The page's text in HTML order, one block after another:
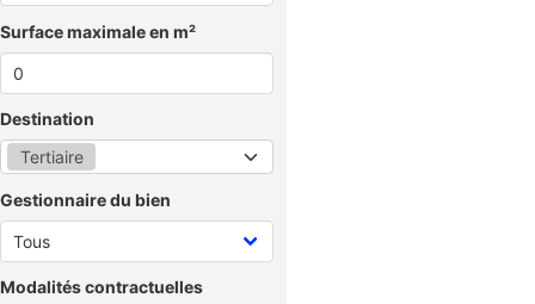
Surface maximale en m²
Destination
Tertiaire
Gestionnaire du bien
Modalités contractuelles